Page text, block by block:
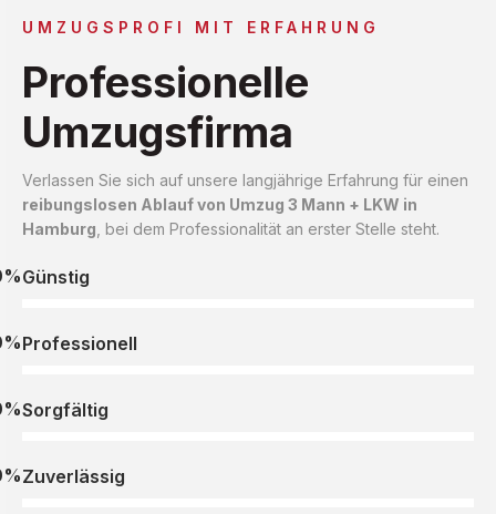
UMZUGSPROFI MIT ERFAHRUNG
Professionelle
Umzugsfirma
Verlassen Sie sich auf unsere langjährige Erfahrung für einen
reibungslosen Ablauf von Umzug 3 Mann + LKW in
Hamburg , bei dem Professionalität an erster Stelle steht.
Günstig
Professionell
Sorgfältig
Zuverlässig